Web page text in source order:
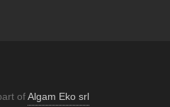
ofAlgam Eko srl